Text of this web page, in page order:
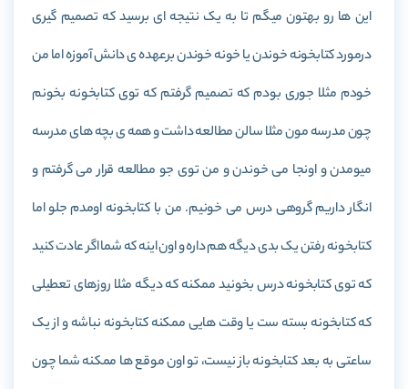
این ها رو بهتون میگم تا به یک نتیجه ای برسید که تصمیم گیری
درمورد کتابخونه خوندن یا خونه خوندن برعهده ی دانش آموزه اما من
خودم مثلا جوری بودم که تصمیم گرفتم که توی کتابخونه بخونم
چون مدرسه مون مثلا سالن مطالعه داشت و همه ی بچه های مدرسه
میومدن و اونجا می خوندن و من توی جو مطالعه قرار می گرفتم و
انگار داریم گروهی درس می خونیم. من با کتابخونه اومدم جلو اما
کتابخونه رفتن یک بدی دیگه هم داره و اون اینه که شما اگر عادت کنید
که توی کتابخونه درس بخونید ممکنه که دیگه مثلا روزهای تعطیلی
که کتابخونه بسته ست یا وقت هایی ممکنه کتابخونه نباشه و از یک
ساعتی به بعد کتابخونه باز نیست، تو اون موقع ها ممکنه شما چون